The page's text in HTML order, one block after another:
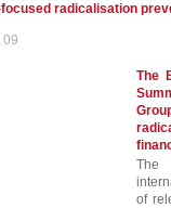
radicalisation
09
The
The
of